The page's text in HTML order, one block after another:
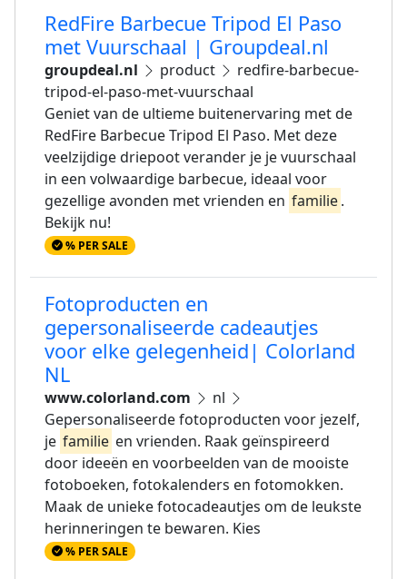
RedFire Barbecue Tripod El Paso
met Vuurschaal | Groupdeal.nl
groupdeal.nl product
redfire-barbecue-
tripod-el-paso-met-vuurschaal
Geniet van de ultieme buitenervaring met de
RedFire Barbecue Tripod El Paso. Met deze
veelzijdige driepoot verander je je vuurschaal
in een volwaardige barbecue, ideaal voor
gezellige avonden met vrienden en familie.
Bekijk nu!
% PER SALE
Fotoproducten en
gepersonaliseerde cadeautjes
voor elke gelegenheid| Colorland
NL
www.colorland.com
nl
Gepersonaliseerde fotoproducten voor jezelf,
je familie en vrienden. Raak geïnspireerd
door ideeën en voorbeelden van de mooiste
fotoboeken, fotokalenders en fotomokken.
Maak de unieke fotocadeautjes om de leukste
herinneringen te bewaren. Kies
% PER SALE